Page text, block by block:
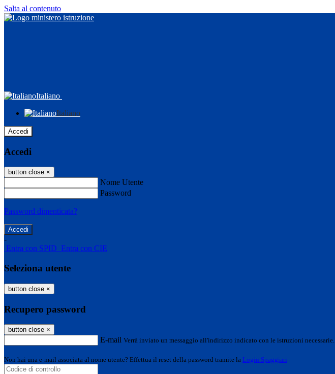
Salta al contenuto
Italiano
Italiano
Accedi
Accedi
button close ×
Nome Utente
Password
Password dimenticata?
-
Entra con SPID Entra con CIE
Seleziona utente
button close ×
Recupero password
button close ×
E-mail Verrà inviato un messaggio all'indirizzo indicato con le istruzioni necessarie.
Non hai una e-mail associata al nome utente? Effettua il reset della password tramite la Login Spaggiari